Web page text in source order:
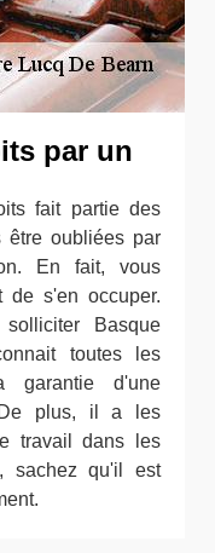
par un
fait partie des
être oubliées par
En fait, vous
de s'en occuper.
Basque
toutes les
garantie d'une
plus, il a les
travail dans les
sachez qu'il est